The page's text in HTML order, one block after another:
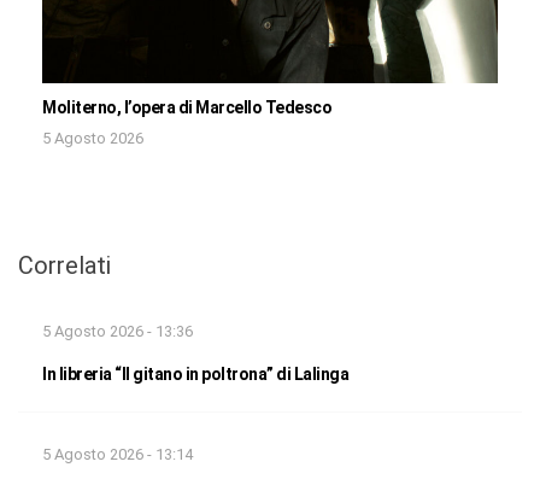
Moliterno, l’opera di Marcello Tedesco
5 Agosto 2026
Correlati
5 Agosto 2026 - 13:36
In libreria “Il gitano in poltrona” di Lalinga
5 Agosto 2026 - 13:14